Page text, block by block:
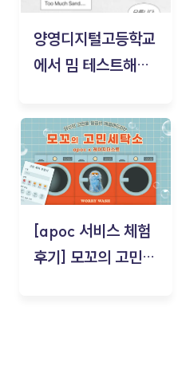
양영디지털고등학교
에서 밈 테스트해보
[apoc 서비스 체험
후기] 모꼬의 고민세